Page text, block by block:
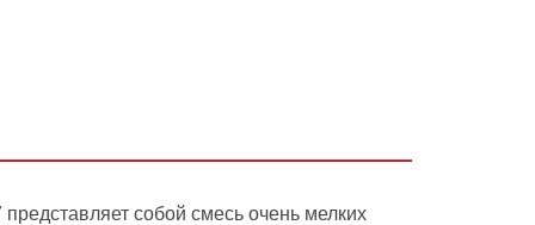
собой смесь очень мелких